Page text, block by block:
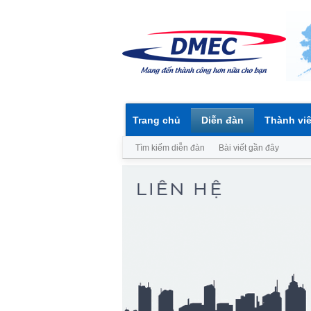
Trang chủ Diễn đàn
Tìm kiếm diễn đàn Bài viết gần đây
Thành